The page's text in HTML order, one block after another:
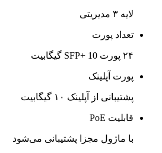
لایه ۳ مدیریتی
تعداد پورت
۲۴ پورت SFP+ 10 گیگابیت
پورت آپلینک
پشتیبانی از آپلینک ۱۰ گیگابیت
قابلیت PoE
با ماژول مجزا پشتیبانی می‌شود